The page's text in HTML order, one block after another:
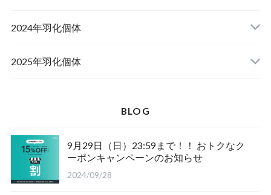
新潟県十日町市産
山梨県甲斐市産
佐賀県神埼郡神埼町
福島県南会津郡産
宮城県栗原市産
茨城県小美玉市産
三重県いなべ市産
岩手県奥州市産
山形県西置賜郡小國町産
山梨県韮崎市産
2024年羽化個体
青森県十和田市産
新潟県東蒲原郡阿賀町
2025年羽化個体
茨城県稲敷郡産
BLOG
9月29日（日）23:59まで！！ おトクなク
ーポンキャンペーンのお知らせ
2024/09/28